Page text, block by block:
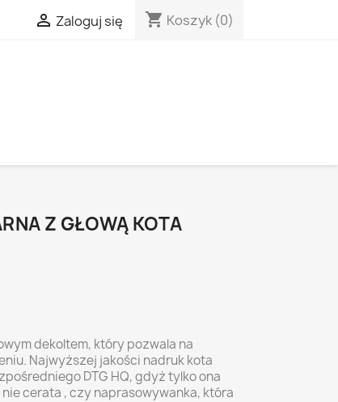
 Zaloguj się shopping_cart Koszyk (0)
Z GŁOWĄ KOTA
dekoltem, który pozwala na
Najwyższej jakości nadruk kota
DTG HQ, gdyż tylko ona
cerata , czy naprasowywanka, która